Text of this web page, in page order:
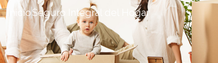
InicioSeguro Integral del Hogar